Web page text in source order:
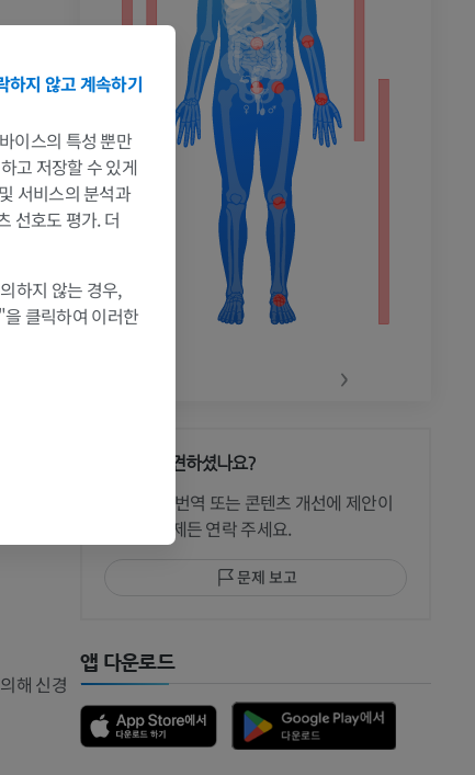
목갈비근
로칸가슴
패목뿔근
해 신경
›
문제를 발견하셨나요?
수정이나, 번역 또는 콘텐츠 개선에 제안이
있으면 언제든 연락 주세요.
문제 보고
앱 다운로드
하지 않고 계속하기
이스의 특성 뿐만
고 저장할 수 있게
서비스의 분석과
선호도 평가. 더
하지 않는 경우,
클릭하여 이러한